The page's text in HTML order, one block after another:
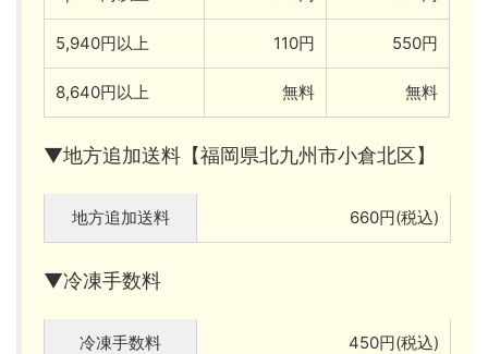
5,940円以上 110円 550円
8,640円以上 無料 無料
▼地方追加送料【福岡県北九州市小倉北区】
地方追加送料 660円(税込)
▼冷凍手数料
冷凍手数料 450円(税込)